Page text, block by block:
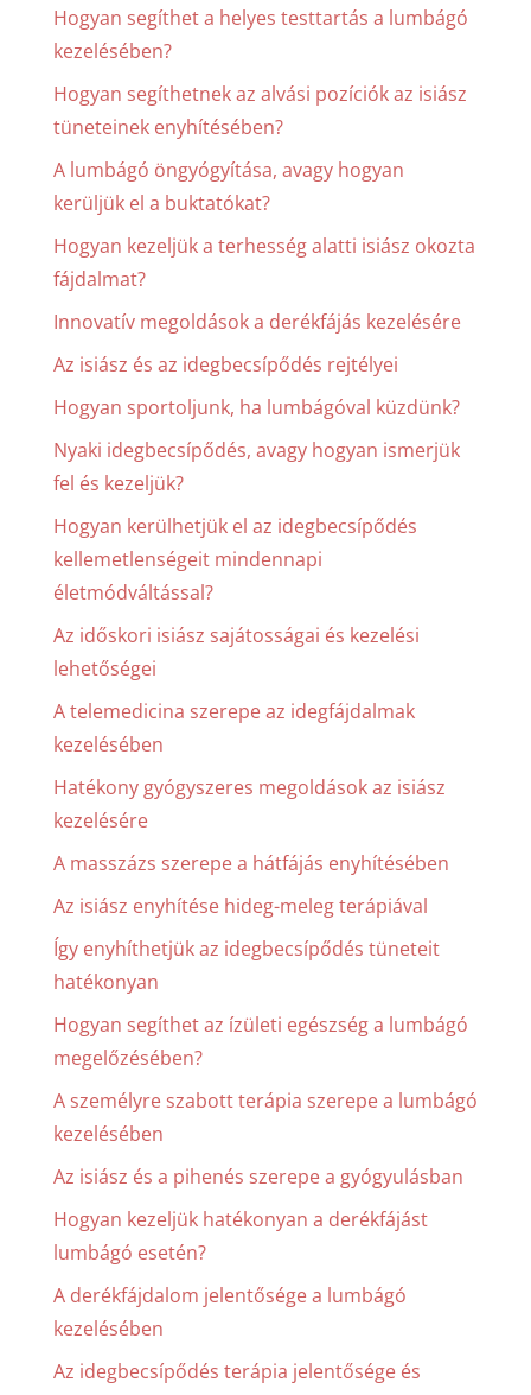
Hogyan segíthet a helyes testtartás a lumbágó
kezelésében?
Hogyan segíthetnek az alvási pozíciók az isiász
tüneteinek enyhítésében?
A lumbágó öngyógyítása, avagy hogyan
kerüljük el a buktatókat?
Hogyan kezeljük a terhesség alatti isiász okozta
fájdalmat?
Innovatív megoldások a derékfájás kezelésére
Az isiász és az idegbecsípődés rejtélyei
Hogyan sportoljunk, ha lumbágóval küzdünk?
Nyaki idegbecsípődés, avagy hogyan ismerjük
fel és kezeljük?
Hogyan kerülhetjük el az idegbecsípődés
kellemetlenségeit mindennapi
életmódváltással?
Az időskori isiász sajátosságai és kezelési
lehetőségei
A telemedicina szerepe az idegfájdalmak
kezelésében
Hatékony gyógyszeres megoldások az isiász
kezelésére
A masszázs szerepe a hátfájás enyhítésében
Az isiász enyhítése hideg-meleg terápiával
Így enyhíthetjük az idegbecsípődés tüneteit
hatékonyan
Hogyan segíthet az ízületi egészség a lumbágó
megelőzésében?
A személyre szabott terápia szerepe a lumbágó
kezelésében
Az isiász és a pihenés szerepe a gyógyulásban
Hogyan kezeljük hatékonyan a derékfájást
lumbágó esetén?
A derékfájdalom jelentősége a lumbágó
kezelésében
Az idegbecsípődés terápia jelentősége és